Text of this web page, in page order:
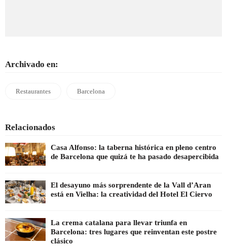
Archivado en:
Restaurantes Barcelona
Relacionados
Casa Alfonso: la taberna histórica en pleno centro
de Barcelona que quizá te ha pasado desapercibida
El desayuno más sorprendente de la Vall d’Aran
está en Vielha: la creatividad del Hotel El Ciervo
La crema catalana para llevar triunfa en
Barcelona: tres lugares que reinventan este postre
clásico